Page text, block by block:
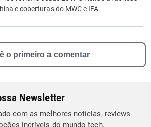
e coberturas do MWC e IFA.
o primeiro a comentar
Newsletter
com as melhores notícias, reviews
incríveis do mundo tech.